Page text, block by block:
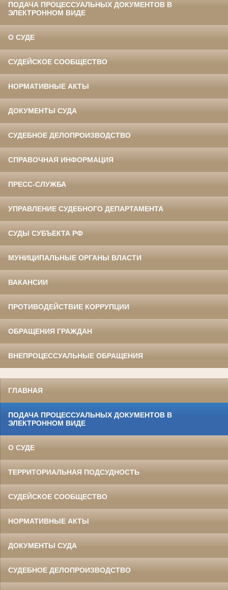
ПОДАЧА ПРОЦЕССУАЛЬНЫХ ДОКУМЕНТОВ В
ЭЛЕКТРОННОМ ВИДЕ
О СУДЕ
СУДЕЙСКОЕ СООБЩЕСТВО
НОРМАТИВНЫЕ АКТЫ
ДОКУМЕНТЫ СУДА
СУДЕБНОЕ ДЕЛОПРОИЗВОДСТВО
СПРАВОЧНАЯ ИНФОРМАЦИЯ
ПРЕСС-СЛУЖБА
УПРАВЛЕНИЕ СУДЕБНОГО ДЕПАРТАМЕНТА
СУДЫ СУБЪЕКТА РФ
МУНИЦИПАЛЬНЫЕ ОРГАНЫ ВЛАСТИ
ВАКАНСИИ
ПРОТИВОДЕЙСТВИЕ КОРРУПЦИИ
ОБРАЩЕНИЯ ГРАЖДАН
ВНЕПРОЦЕССУАЛЬНЫЕ ОБРАЩЕНИЯ
ГЛАВНАЯ
ПОДАЧА ПРОЦЕССУАЛЬНЫХ ДОКУМЕНТОВ В
ЭЛЕКТРОННОМ ВИДЕ
О СУДЕ
ТЕРРИТОРИАЛЬНАЯ ПОДСУДНОСТЬ
СУДЕЙСКОЕ СООБЩЕСТВО
НОРМАТИВНЫЕ АКТЫ
ДОКУМЕНТЫ СУДА
СУДЕБНОЕ ДЕЛОПРОИЗВОДСТВО